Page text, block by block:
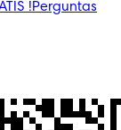
!Perguntas